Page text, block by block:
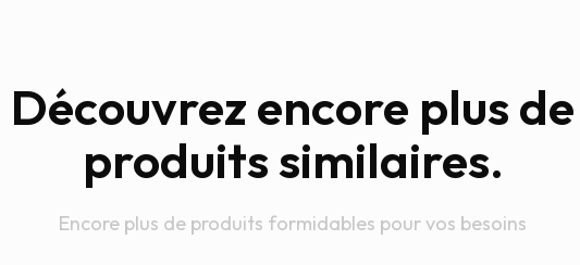
Découvrez encore plus de
produits similaires.
Encore plus de produits formidables pour vos besoins